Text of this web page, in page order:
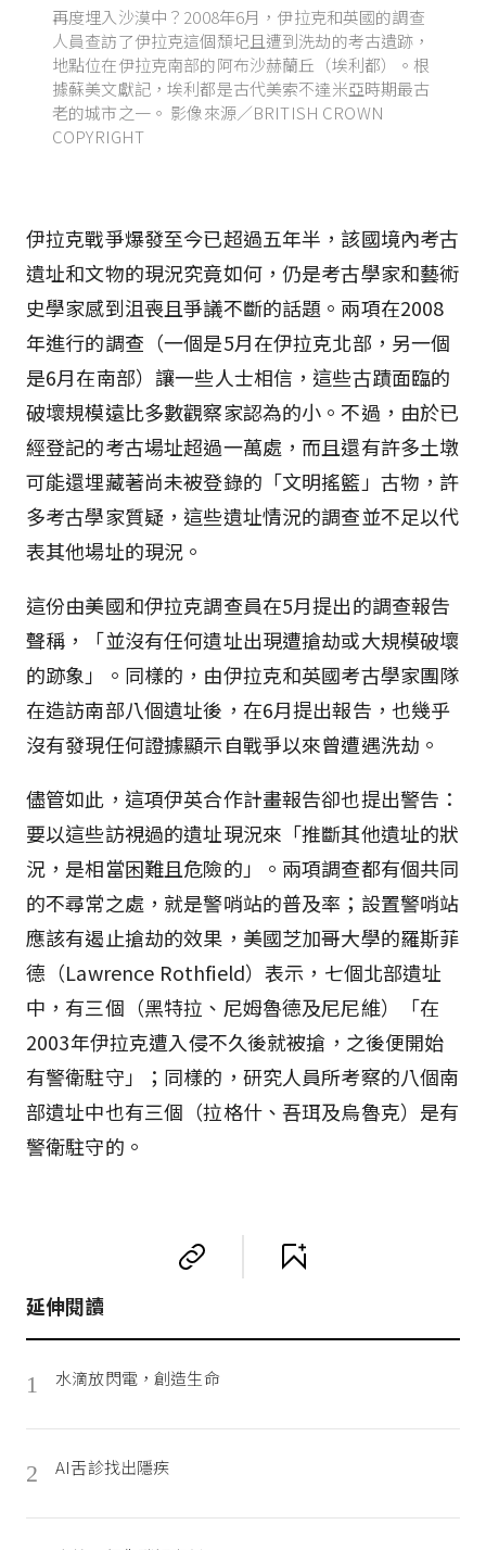
再度埋入沙漠中？2008年6月，伊拉克和英國的調查
人員查訪了伊拉克這個頹圮且遭到洗劫的考古遺跡，
地點位在伊拉克南部的阿布沙赫蘭丘（埃利都）。根
據蘇美文獻記，埃利都是古代美索不達米亞時期最古
老的城市之一。 影像來源／BRITISH CROWN
COPYRIGHT
伊拉克戰爭爆發至今已超過五年半，該國境內考古
遺址和文物的現況究竟如何，仍是考古學家和藝術
史學家感到沮喪且爭議不斷的話題。兩項在2008
年進行的調查（一個是5月在伊拉克北部，另一個
是6月在南部）讓一些人士相信，這些古蹟面臨的
破壞規模遠比多數觀察家認為的小。不過，由於已
經登記的考古場址超過一萬處，而且還有許多土墩
可能還埋藏著尚未被登錄的「文明搖籃」古物，許
多考古學家質疑，這些遺址情況的調查並不足以代
表其他場址的現況。
這份由美國和伊拉克調查員在5月提出的調查報告
聲稱，「並沒有任何遺址出現遭搶劫或大規模破壞
的跡象」。同樣的，由伊拉克和英國考古學家團隊
在造訪南部八個遺址後，在6月提出報告，也幾乎
沒有發現任何證據顯示自戰爭以來曾遭遇洗劫。
儘管如此，這項伊英合作計畫報告卻也提出警告：
要以這些訪視過的遺址現況來「推斷其他遺址的狀
況，是相當困難且危險的」。兩項調查都有個共同
的不尋常之處，就是警哨站的普及率；設置警哨站
應該有遏止搶劫的效果，美國芝加哥大學的羅斯菲
德（Lawrence Rothfield）表示，七個北部遺址
中，有三個（黑特拉、尼姆魯德及尼尼維）「在
2003年伊拉克遭入侵不久後就被搶，之後便開始
有警衛駐守」；同樣的，研究人員所考察的八個南
部遺址中也有三個（拉格什、吾珥及烏魯克）是有
警衛駐守的。
延伸閱讀
1 水滴放閃電，創造生命
2 AI舌診找出隱疾